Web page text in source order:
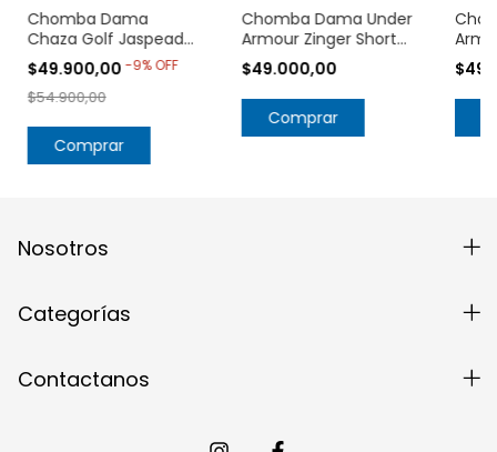
Chomba Dama
Chaza Golf Jaspeada
Tela Texcom
$49.900,00 -9%OFF
$54.900,00
Comprar
Chomba Dama Under
Armour Zinger Short
Sleeve Polo 1363949
$49.000,00
Comprar
Nosotros
Categorías
Contactanos